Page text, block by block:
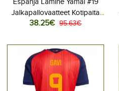
Jalkapallovaatteet Kotipaita
MM-kisat 2026 Lyhythihainen
38.25€ 95.63€